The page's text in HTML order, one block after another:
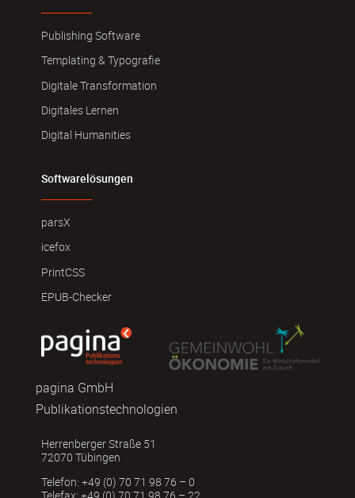
Publishing Software
Templating & Typografie
Digitale Transformation
Digitales Lernen
Digital Humanities
Softwarelösungen
parsX
icefox
PrintCSS
EPUB-Checker
pagina GmbH
Publikationstechnologien
Herrenberger Straße 51
72070 Tübingen
Telefon: +49 (0) 70 71 98 76 – 0